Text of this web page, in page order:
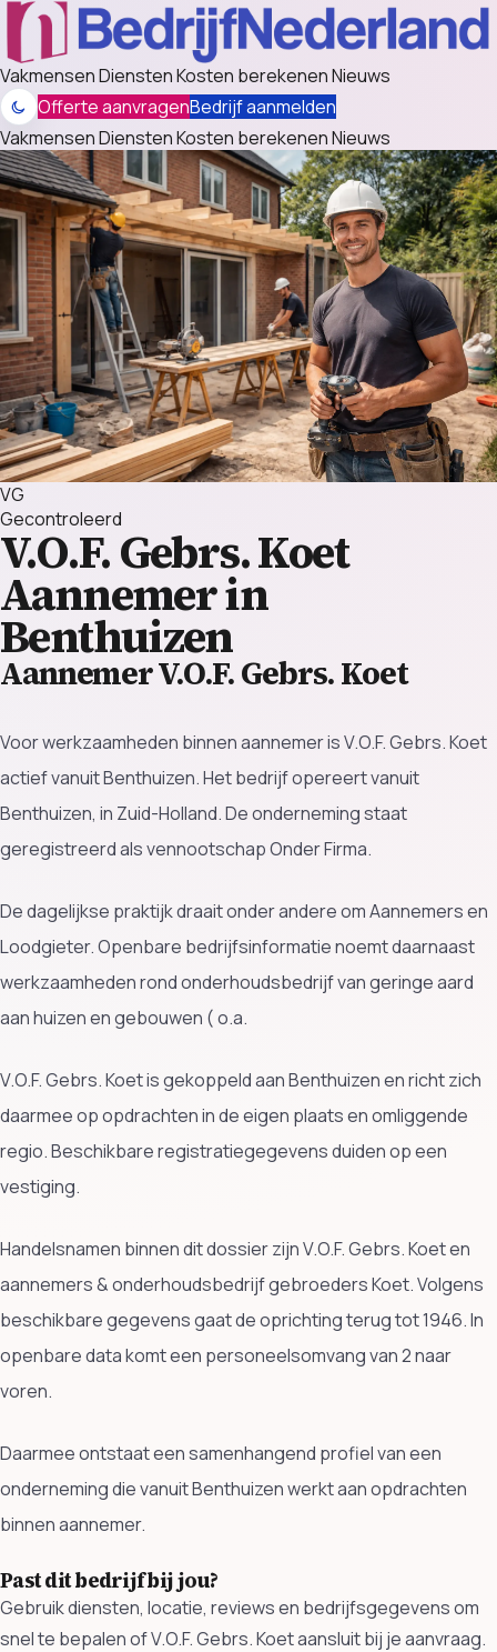
VakmensenDienstenKosten berekenenNieuws
Offerte aanvragenBedrijf aanmelden
VakmensenDienstenKosten berekenenNieuws
VG
Gecontroleerd
V.O.F. Gebrs. Koet
Aannemer in
Benthuizen
Aannemer V.O.F. Gebrs. Koet
Voor werkzaamheden binnen aannemer is V.O.F. Gebrs. Koet
actief vanuit Benthuizen. Het bedrijf opereert vanuit
Benthuizen, in Zuid-Holland. De onderneming staat
geregistreerd als vennootschap Onder Firma.
De dagelijkse praktijk draait onder andere om Aannemers en
Loodgieter. Openbare bedrijfsinformatie noemt daarnaast
werkzaamheden rond onderhoudsbedrijf van geringe aard
aan huizen en gebouwen ( o.a.
V.O.F. Gebrs. Koet is gekoppeld aan Benthuizen en richt zich
daarmee op opdrachten in de eigen plaats en omliggende
regio. Beschikbare registratiegegevens duiden op een
vestiging.
Handelsnamen binnen dit dossier zijn V.O.F. Gebrs. Koet en
aannemers & onderhoudsbedrijf gebroeders Koet. Volgens
beschikbare gegevens gaat de oprichting terug tot 1946. In
openbare data komt een personeelsomvang van 2 naar
voren.
Daarmee ontstaat een samenhangend profiel van een
onderneming die vanuit Benthuizen werkt aan opdrachten
binnen aannemer.
Past dit bedrijf bij jou?
Gebruik diensten, locatie, reviews en bedrijfsgegevens om
snel te bepalen of V.O.F. Gebrs. Koet aansluit bij je aanvraag.